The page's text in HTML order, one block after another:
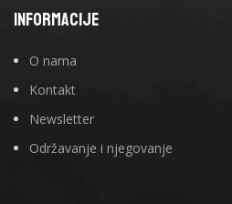
INFORMACIJE
O nama
Kontakt
Newsletter
Održavanje i njegovanje